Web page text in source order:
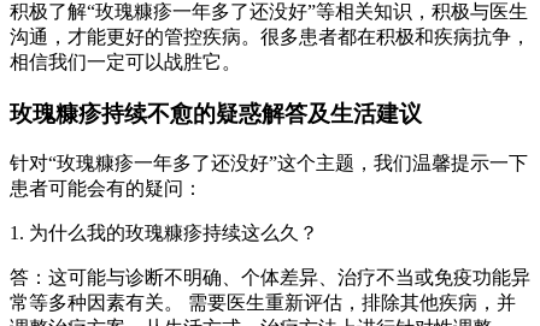
积极了解“玫瑰糠疹一年多了还没好”等相关知识，积极与医生
沟通，才能更好的管控疾病。很多患者都在积极和疾病抗争，
相信我们一定可以战胜它。
玫瑰糠疹持续不愈的疑惑解答及生活建议
针对“玫瑰糠疹一年多了还没好”这个主题，我们温馨提示一下
患者可能会有的疑问：
1. 为什么我的玫瑰糠疹持续这么久？
答：这可能与诊断不明确、个体差异、治疗不当或免疫功能异
常等多种因素有关。 需要医生重新评估，排除其他疾病，并